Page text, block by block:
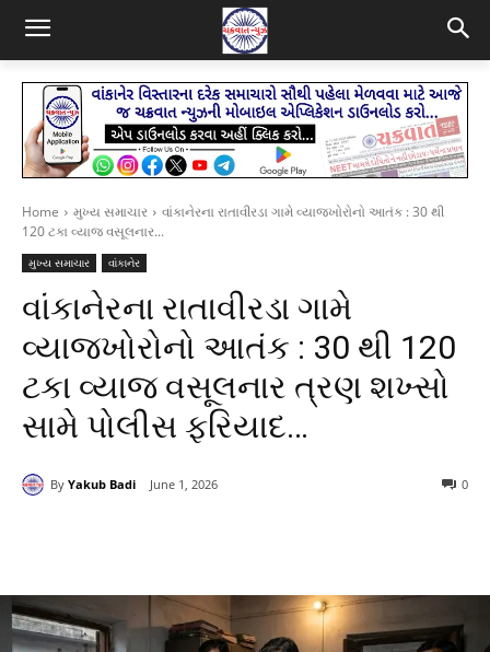
Home મુખ્ય સમાચાર
વાંકાનેરના રાતાવીરડા ગામે વ્યાજખોરોનો આતંક : 30 થી
120 ટકા વ્યાજ વસૂલનાર...
મુખ્ય સમાચાર વાંકાનેર
વાંકાનેરના રાતાવીરડા ગામે
વ્યાજખોરોનો આતંક : 30 થી 120
ટકા વ્યાજ વસૂલનાર ત્રણ શખ્સો
સામે પોલીસ ફરિયાદ…
By Yakub Badi June 1, 2026 0